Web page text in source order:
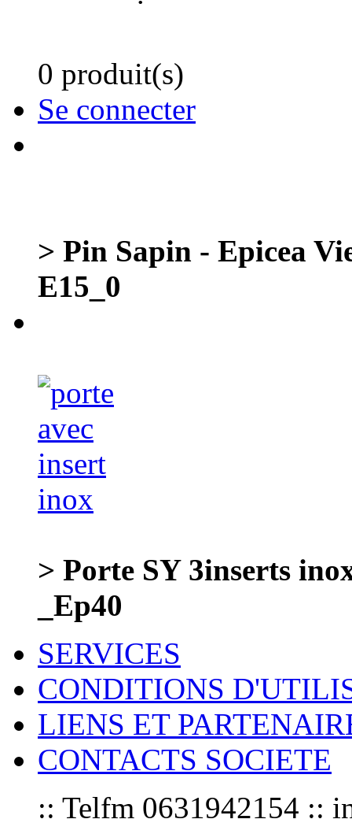
0 produit(s)
Se connecter
> Pin Sapin - Epicea
E15_0
> Porte SY 3inserts
_Ep40
SERVICES
CONDITIONS
LIENS ET
CONTACTS SOCIETE
:: Telfm 0631942154 ::